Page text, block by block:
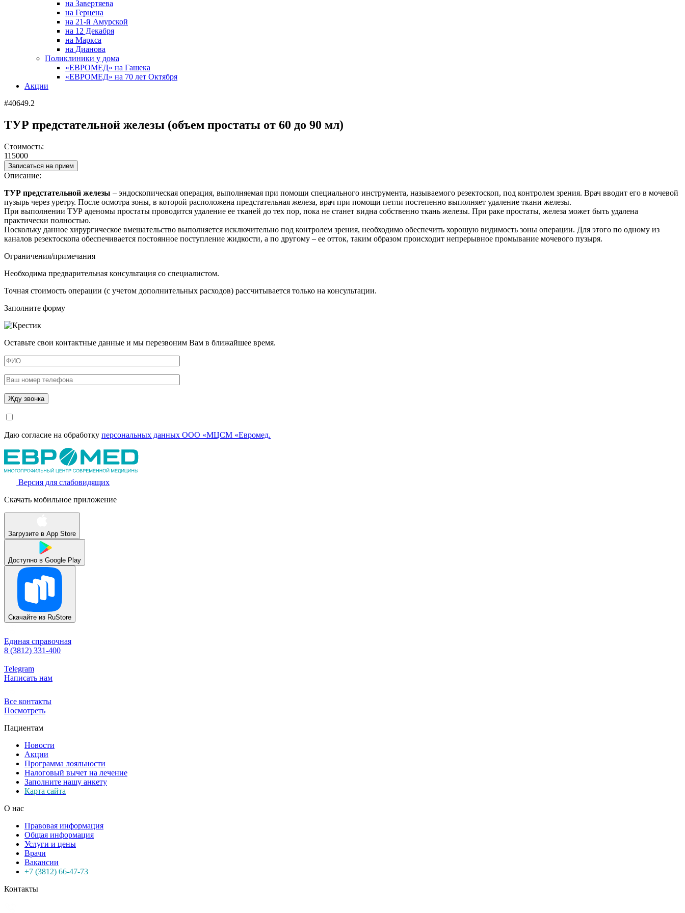
на Завертяева
на Герцена
на 21-й Амурской
на 12 Декабря
на Маркса
на Дианова
Поликлиники у дома
«ЕВРОМЕД» на Гашека
«ЕВРОМЕД» на 70 лет Октября
Акции
#40649.2
ТУР предстательной железы (объем простаты от 60 до 90 мл)
Стоимость:
115000
Записаться на прием
Описание:
ТУР предстательной железы – эндоскопическая операция, выполняемая при помощи специального инструмента, называемого резектоскоп, под контролем зрения. Врач вводит его в мочевой
пузырь через уретру. После осмотра зоны, в которой расположена предстательная железа, врач при помощи петли постепенно выполняет удаление ткани железы.
При выполнении ТУР аденомы простаты проводится удаление ее тканей до тех пор, пока не станет видна собственно ткань железы. При раке простаты, железа может быть удалена
практически полностью.
Поскольку данное хирургическое вмешательство выполняется исключительно под контролем зрения, необходимо обеспечить хорошую видимость зоны операции. Для этого по одному из
каналов резектоскопа обеспечивается постоянное поступление жидкости, а по другому – ее отток, таким образом происходит непрерывное промывание мочевого пузыря.
Ограничения/примечания
Необходима предварительная консультация со специалистом.
Точная стоимость операции (с учетом дополнительных расходов) рассчитывается только на консультации.
Заполните форму
Оставьте свои контактные данные и мы перезвоним Вам в ближайшее время.
Даю согласие на обработку персональных данных ООО «МЦСМ «Евромед.
Версия для слабовидящих
Скачать мобильное приложение
Загрузите в App Store
Доступно в Google Play
Скачайте из RuStore
Единая справочная
8 (3812) 331-400
Telegram
Написать нам
Все контакты
Посмотреть
Пациентам
Новости
Акции
Программа лояльности
Налоговый вычет на лечение
Заполните нашу анкету
Карта сайта
О нас
Правовая информация
Общая информация
Услуги и цены
Врачи
Вакансии
+7 (3812) 66-47-73
Контакты